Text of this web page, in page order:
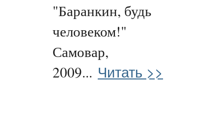
"Баранкин, будь
человеком!"
Самовар,
2009... Читать >>